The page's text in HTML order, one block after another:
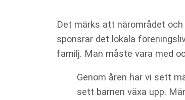
Det märks att närområdet
sponsrar det lokala
familj. Man måste vara med
Genom åren har vi sett
sett barnen växa upp.